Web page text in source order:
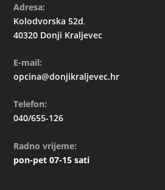
Adresa:
Kolodvorska 52d,
40320 Donji Kraljevec
E-mail:
opcina@donjikraljevec.hr
Telefon:
040/655-126
Radno vrijeme:
pon-pet 07-15 sati